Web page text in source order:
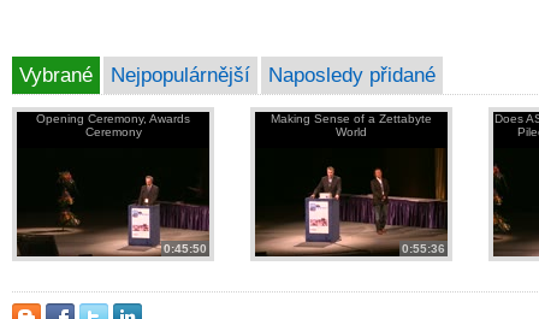
Vybrané Nejpopulárnější Naposledy přidané
Opening Ceremony, Awards
Ceremony
0:45:50
Making Sense of a Zettabyte
World
0:55:36
Does